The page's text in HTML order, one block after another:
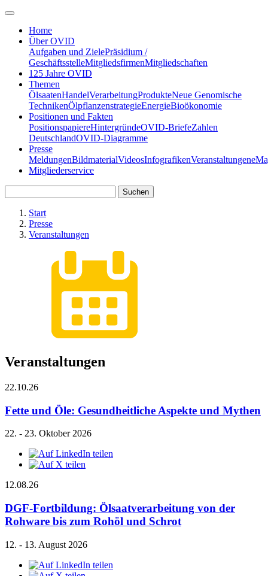
Home
Über OVID
Aufgaben und ZielePräsidium /
GeschäftsstelleMitgliedsfirmenMitgliedschaften
125 Jahre OVID
Themen
ÖlsaatenHandelVerarbeitungProdukteNeue Genomische
TechnikenÖlpflanzenstrategieEnergieBioökonomie
Positionen und Fakten
PositionspapiereHintergründeOVID-BriefeZahlen
DeutschlandOVID-Diagramme
Presse
MeldungenBildmaterialVideosInfografikenVeranstaltungen
Mitgliederservice
Start
Presse
Veranstaltungen
Veranstaltungen
22.10.26
Fette und Öle: Gesundheitliche Aspekte und Mythen
22. - 23. Oktober 2026
12.08.26
DGF-Fortbildung: Ölsaatverarbeitung von der
Rohware bis zum Rohöl und Schrot
12. - 13. August 2026